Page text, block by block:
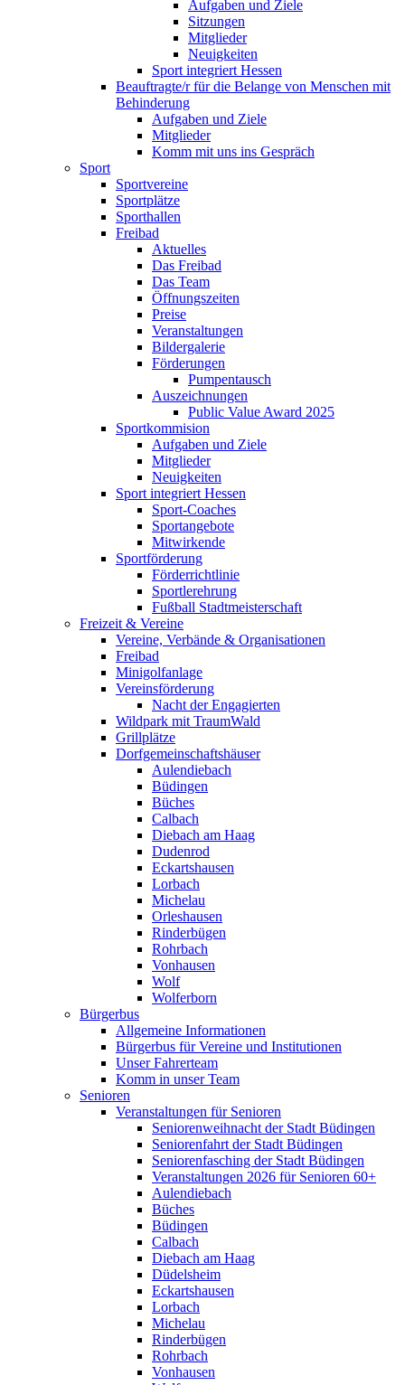
Aufgaben und Ziele
Sitzungen
Mitglieder
Neuigkeiten
Sport integriert Hessen
Beauftragte/r für die Belange von Menschen mit
Behinderung
Aufgaben und Ziele
Mitglieder
Komm mit uns ins Gespräch
Sport
Sportvereine
Sportplätze
Sporthallen
Freibad
Aktuelles
Das Freibad
Das Team
Öffnungszeiten
Preise
Veranstaltungen
Bildergalerie
Förderungen
Pumpentausch
Auszeichnungen
Public Value Award 2025
Sportkommision
Aufgaben und Ziele
Mitglieder
Neuigkeiten
Sport integriert Hessen
Sport-Coaches
Sportangebote
Mitwirkende
Sportförderung
Förderrichtlinie
Sportlerehrung
Fußball Stadtmeisterschaft
Freizeit & Vereine
Vereine, Verbände & Organisationen
Freibad
Minigolfanlage
Vereinsförderung
Nacht der Engagierten
Wildpark mit TraumWald
Grillplätze
Dorfgemeinschaftshäuser
Aulendiebach
Büdingen
Büches
Calbach
Diebach am Haag
Dudenrod
Eckartshausen
Lorbach
Michelau
Orleshausen
Rinderbügen
Rohrbach
Vonhausen
Wolf
Wolferborn
Bürgerbus
Allgemeine Informationen
Bürgerbus für Vereine und Institutionen
Unser Fahrerteam
Komm in unser Team
Senioren
Veranstaltungen für Senioren
Seniorenweihnacht der Stadt Büdingen
Seniorenfahrt der Stadt Büdingen
Seniorenfasching der Stadt Büdingen
Veranstaltungen 2026 für Senioren 60+
Aulendiebach
Büches
Büdingen
Calbach
Diebach am Haag
Düdelsheim
Eckartshausen
Lorbach
Michelau
Rinderbügen
Rohrbach
Vonhausen